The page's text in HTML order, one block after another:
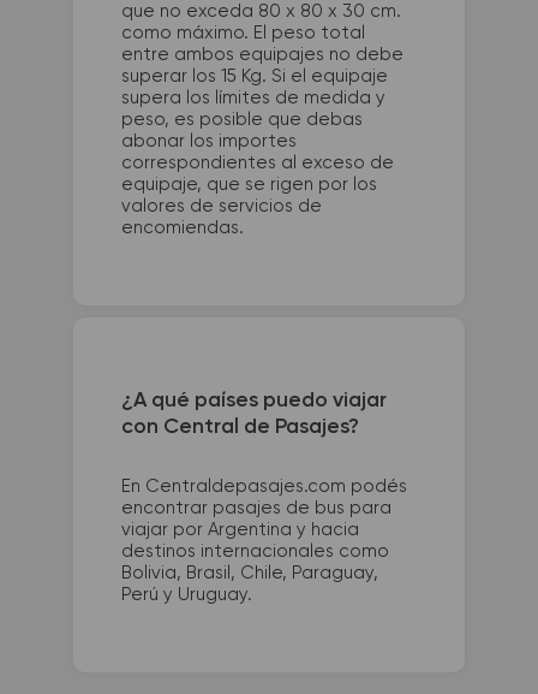
que no exceda 80 x 80 x 30 cm.
como máximo. El peso total
entre ambos equipajes no debe
superar los 15 Kg. Si el equipaje
supera los límites de medida y
peso, es posible que debas
abonar los importes
correspondientes al exceso de
equipaje, que se rigen por los
valores de servicios de
encomiendas.
¿A qué países puedo viajar
con Central de Pasajes?
En Centraldepasajes.com podés
encontrar pasajes de bus para
viajar por Argentina y hacia
destinos internacionales como
Bolivia, Brasil, Chile, Paraguay,
Perú y Uruguay.